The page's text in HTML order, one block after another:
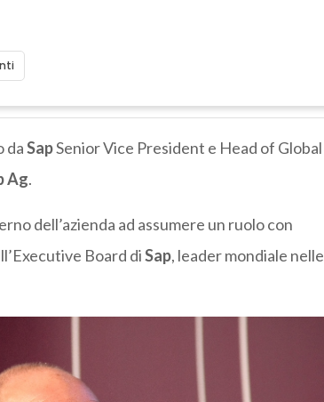
daSapSenior Vice President e Head of Global
Ag.
dell’azienda ad assumere un ruolo con
Board diSap, leader mondiale nelle